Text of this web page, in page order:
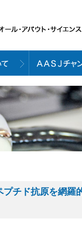
チド抗原を網羅